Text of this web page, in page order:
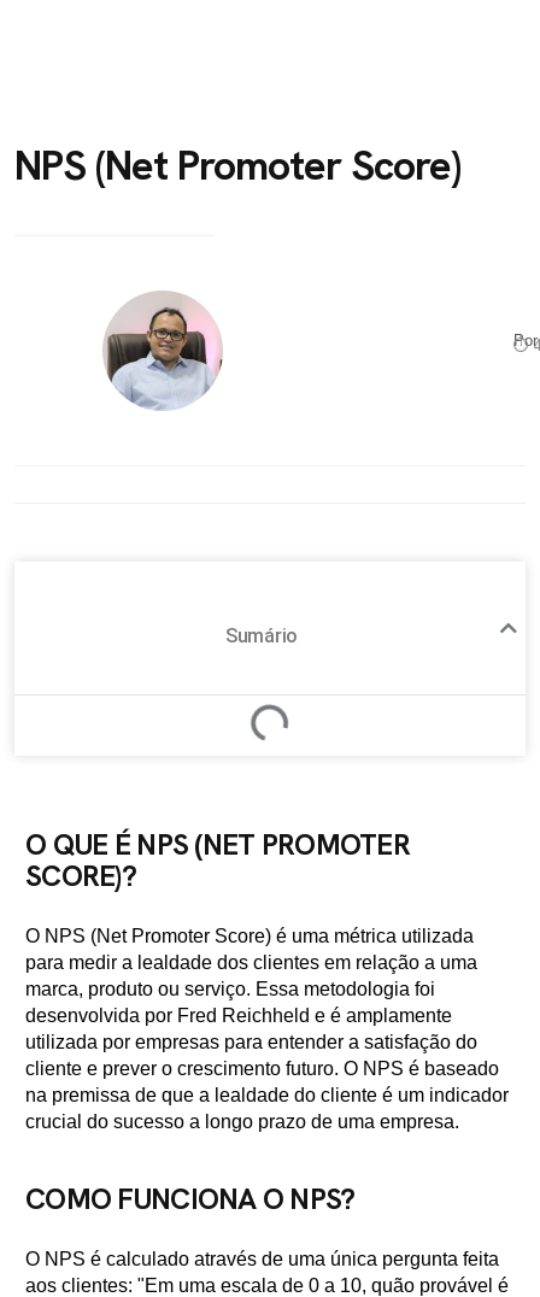
NPS (Net Promoter Score)
⏱
Sumário
O QUE É NPS (NET PROMOTER
SCORE)?
O NPS (Net Promoter Score) é uma métrica utilizada
para medir a lealdade dos clientes em relação a uma
marca, produto ou serviço. Essa metodologia foi
desenvolvida por Fred Reichheld e é amplamente
utilizada por empresas para entender a satisfação do
cliente e prever o crescimento futuro. O NPS é baseado
na premissa de que a lealdade do cliente é um indicador
crucial do sucesso a longo prazo de uma empresa.
COMO FUNCIONA O NPS?
O NPS é calculado através de uma única pergunta feita
aos clientes: "Em uma escala de 0 a 10, quão provável é